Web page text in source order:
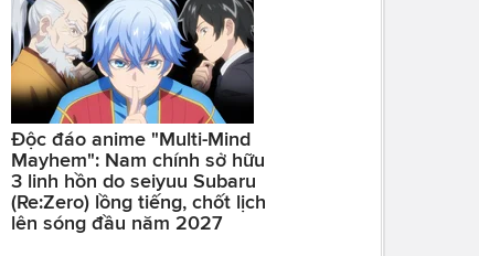
Độc đáo anime "Multi-Mind
Mayhem": Nam chính sở hữu
3 linh hồn do seiyuu Subaru
(Re:Zero) lồng tiếng, chốt lịch
lên sóng đầu năm 2027